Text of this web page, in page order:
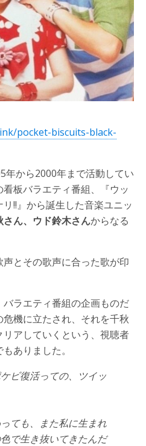
pocket-biscuits-black-
年から2000年まで活動してい
板バラエティ番組、『ウッ
!!』から誕生した音楽ユニッ
ん、ウド鈴木さんからなる
とその歌声に合った歌が印
ラエティ番組の企画ものだ
機に立たされ、それを千秋
アしていくという、視聴者
ありました。
ビ復活っての、ツイッ
っても、また私に生まれ
で生き抜いてきたんだ